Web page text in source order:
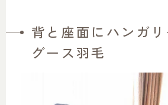
背と座面にハンガ
グース羽毛